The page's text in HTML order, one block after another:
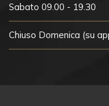
Sabato 09.00 - 19.30
Chiuso Domenica (su